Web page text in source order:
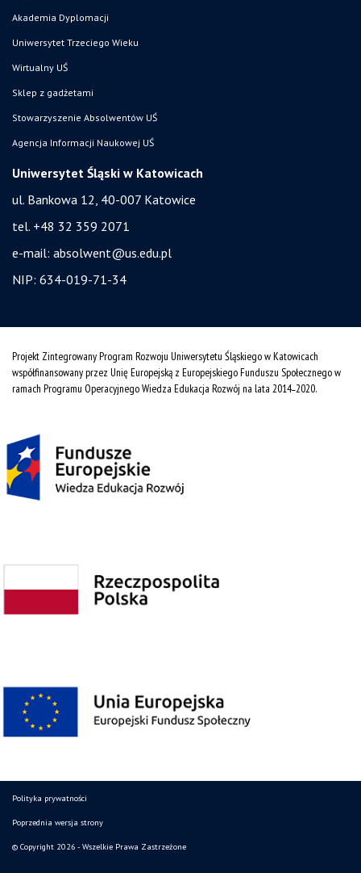
Akademia Dyplomacji
Uniwersytet Trzeciego Wieku
Wirtualny UŚ
Sklep z gadżetami
Stowarzyszenie Absolwentów UŚ
Agencja Informacji Naukowej UŚ
Uniwersytet Śląski w Katowicach
ul. Bankowa 12, 40-007 Katowice
tel. +48 32 359 2071
e-mail: absolwent@us.edu.pl
NIP: 634-019-71-34
Projekt Zintegrowany Program Rozwoju Uniwersytetu Śląskiego w Katowicach
współfinansowany przez Unię Europejską z Europejskiego Funduszu Społecznego w
ramach Programu Operacyjnego Wiedza Edukacja Rozwój na lata 2014˗2020.
Polityka prywatności
Poprzednia wersja strony
© Copyright 2026 - Wszelkie Prawa Zastrzeżone